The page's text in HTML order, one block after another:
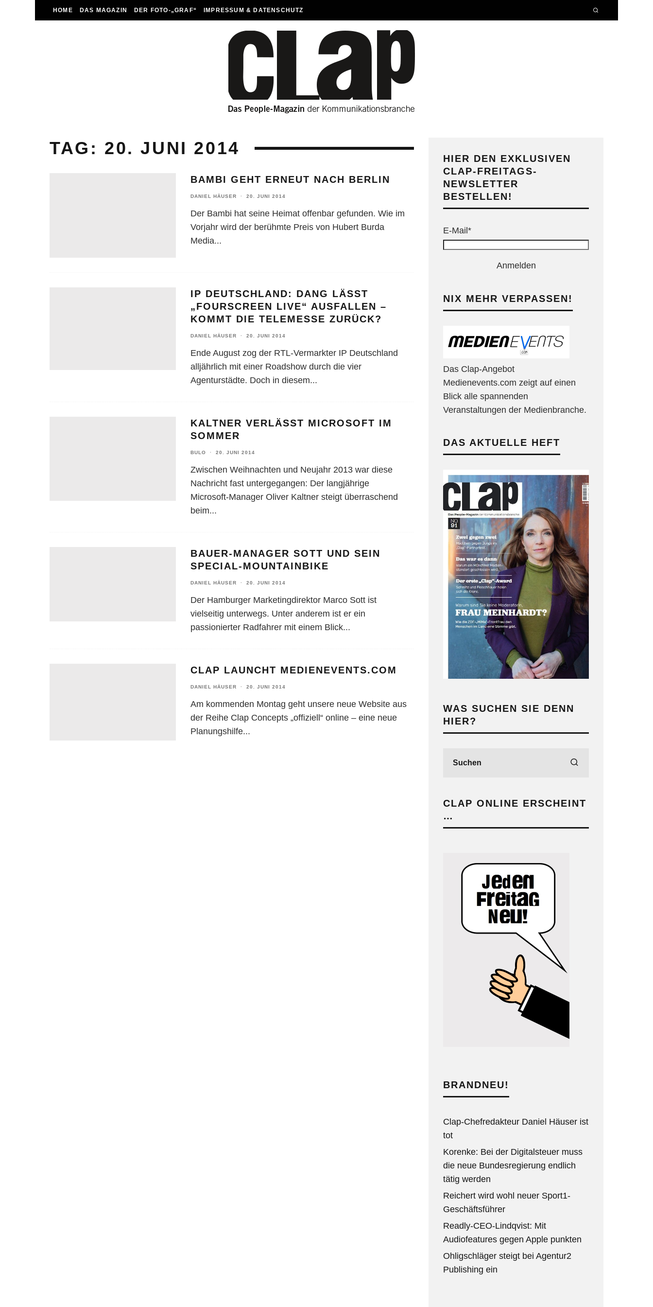
HOME DAS MAGAZIN DER FOTO-„GRAF“ IMPRESSUM & DATENSCHUTZ
TAG: 20. JUNI 2014
BAMBI GEHT ERNEUT NACH BERLIN
DANIEL HÄUSER · 20. JUNI 2014
Der Bambi hat seine Heimat offenbar gefunden. Wie im
Vorjahr wird der berühmte Preis von Hubert Burda
Media...
IP DEUTSCHLAND: DANG LÄSST
„FOURSCREEN LIVE“ AUSFALLEN –
KOMMT DIE TELEMESSE ZURÜCK?
DANIEL HÄUSER · 20. JUNI 2014
Ende August zog der RTL-Vermarkter IP Deutschland
alljährlich mit einer Roadshow durch die vier
Agenturstädte. Doch in diesem...
KALTNER VERLÄSST MICROSOFT IM
SOMMER
BULO · 20. JUNI 2014
Zwischen Weihnachten und Neujahr 2013 war diese
Nachricht fast untergegangen: Der langjährige
Microsoft-Manager Oliver Kaltner steigt überraschend
beim...
BAUER-MANAGER SOTT UND SEIN
SPECIAL-MOUNTAINBIKE
DANIEL HÄUSER · 20. JUNI 2014
Der Hamburger Marketingdirektor Marco Sott ist
vielseitig unterwegs. Unter anderem ist er ein
passionierter Radfahrer mit einem Blick...
CLAP LAUNCHT MEDIENEVENTS.COM
DANIEL HÄUSER · 20. JUNI 2014
Am kommenden Montag geht unsere neue Website aus
der Reihe Clap Concepts „offiziell“ online – eine neue
Planungshilfe...
HIER DEN EXKLUSIVEN
CLAP-FREITAGS-
NEWSLETTER
BESTELLEN!
E-Mail*
Anmelden
NIX MEHR VERPASSEN!
Das Clap-Angebot
Medienevents.com zeigt auf einen
Blick alle spannenden
Veranstaltungen der Medienbranche.
DAS AKTUELLE HEFT
WAS SUCHEN SIE DENN
HIER?
CLAP ONLINE ERSCHEINT
…
BRANDNEU!
Clap-Chefredakteur Daniel Häuser ist
tot
Korenke: Bei der Digitalsteuer muss
die neue Bundesregierung endlich
tätig werden
Reichert wird wohl neuer Sport1-
Geschäftsführer
Readly-CEO-Lindqvist: Mit
Audiofeatures gegen Apple punkten
Ohligschläger steigt bei Agentur2
Publishing ein